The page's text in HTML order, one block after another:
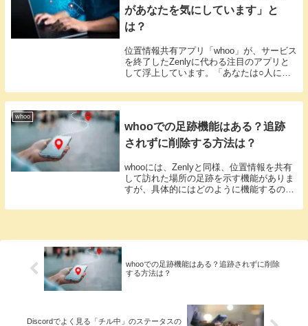
があなたを気にしています」と
は？
位置情報共有アプリ「whoo」が、サービス
を終了したZenlyに代わる注目のアプリと
して浮上しています。「あなたは○人に閲
を気にしています！」という二つの機能が
whoo
whooでの足跡機能はある？追跡
されずに削除する方法は？
whooには、Zenlyと同様、位置情報を共有
して訪れた場所の足跡を示す機能がありま
すが、具体的にはどのように機能するので
としてはっきりとマークされるのですが、
whooでの足跡機能はある？追跡されずに削除
する方法は？
Discordでよく見る「チル中」のステータスの